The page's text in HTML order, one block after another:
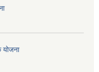
योजना